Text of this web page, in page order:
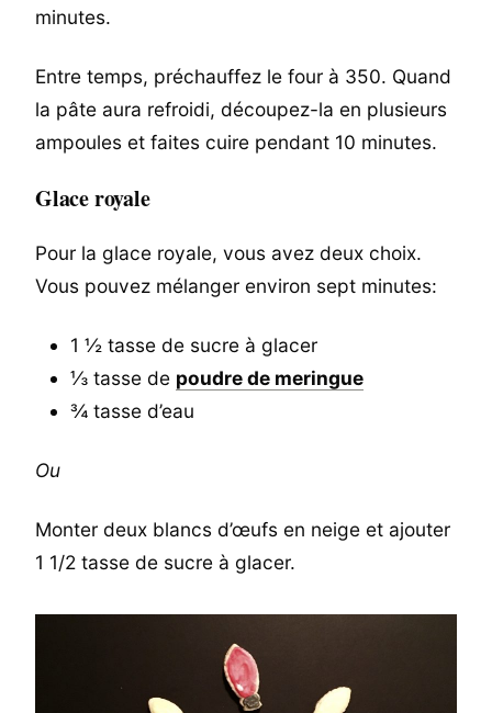
minutes.
Entre temps, préchauffez le four à 350. Quand
la pâte aura refroidi, découpez-la en plusieurs
ampoules et faites cuire pendant 10 minutes.
Glace royale
Pour la glace royale, vous avez deux choix.
Vous pouvez mélanger environ sept minutes:
1 ½ tasse de sucre à glacer
⅓ tasse de poudre de meringue
¾ tasse d’eau
Ou
Monter deux blancs d’œufs en neige et ajouter
1 1/2 tasse de sucre à glacer.